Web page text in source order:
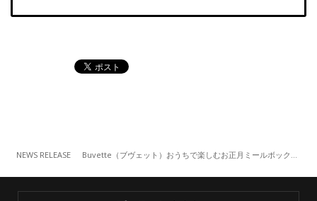
NEWS RELEASE Buvette（ブヴェット）おうちで楽しむお正月ミールボックス 販売